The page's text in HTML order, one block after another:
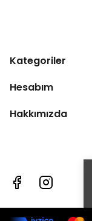
Kategoriler
Hesabım
Hakkımızda